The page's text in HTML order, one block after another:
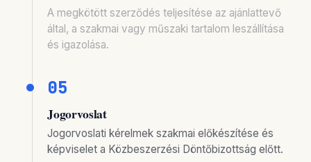
A megkötött szerződés teljesítése az ajánlattevő
által, a szakmai vagy műszaki tartalom leszállítása
és igazolása.
05
Jogorvoslat
Jogorvoslati kérelmek szakmai előkészítése és
képviselet a Közbeszerzési Döntőbizottság előtt.